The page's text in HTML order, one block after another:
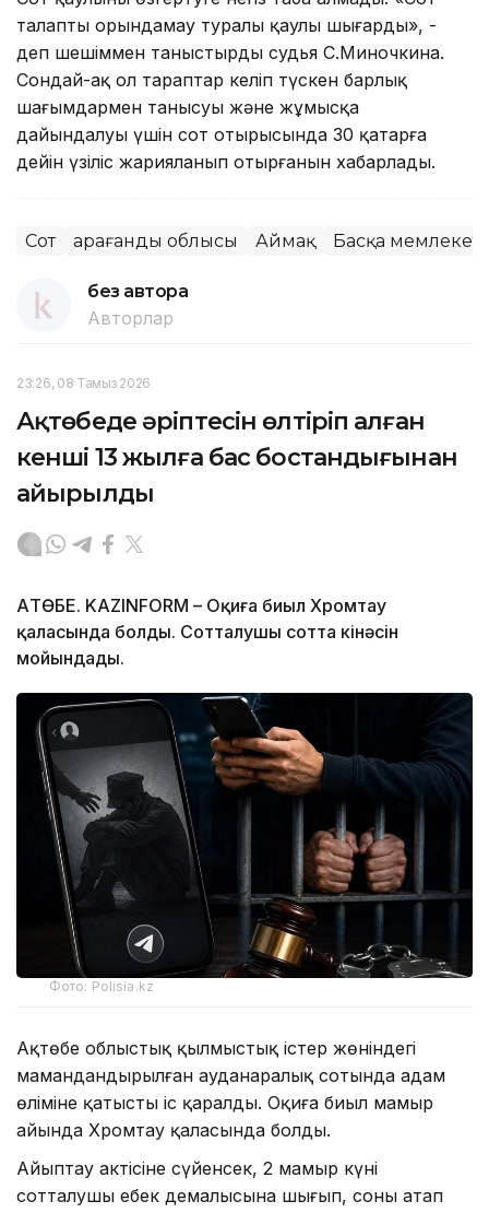
талапты орындамау туралы қаулы шығарды», -
деп шешіммен таныстырды судья С.Миночкина.
Сондай-ақ ол тараптар келіп түскен барлық
шағымдармен танысуы және жұмысқа
дайындалуы үшін сот отырысында 30 қаңтарға
дейін үзіліс жарияланып отырғанын хабарлады.
Сот Қарағанды облысы Аймақ Басқа
без автора
Авторлар
23:26, 08 Тамыз 2026
Ақтөбеде әріптесін өлтіріп алған
кенші 13 жылға бас бостандығынан
айырылды
АҚТӨБЕ. KAZINFORM – Оқиға биыл Хромтау
қаласында болды. Сотталушы сотта кінәсін
мойындады.
Фото: Polisia.kz
Ақтөбе облыстық қылмыстық істер жөніндегі
мамандандырылған ауданаралық сотында адам
өліміне қатысты іс қаралды. Оқиға биыл мамыр
айында Хромтау қаласында болды.
Айыптау актісіне сүйенсек, 2 мамыр күні
сотталушы еңбек демалысына шығып, соны атап